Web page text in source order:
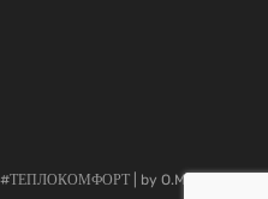
#ТЕПЛОКОМФОРТ | by O.Maysheff